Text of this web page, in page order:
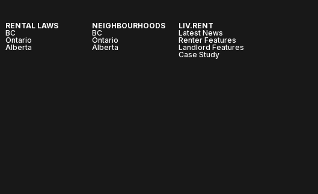
RENTAL LAWS
BC
Ontario
Alberta
NEIGHBOURHOODS
BC
Ontario
Alberta
LIV.RENT
Latest News
Renter Features
Landlord Features
Case Study